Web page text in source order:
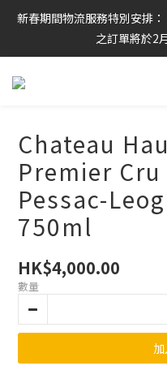
任何酒款買滿6
新春期間物流服務特別安排
之訂單將於2
任何酒款買滿6
Chateau
Premier Cru
Pessac-
750ml
HK$4,000.00
數量